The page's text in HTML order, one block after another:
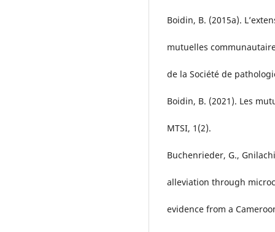
Boidin, B. (2015a).
mutuelles
de la Société de
Boidin, B. (2021). Les
MTSI, 1(2).
Buchenrieder, G.,
alleviation through
evidence from a